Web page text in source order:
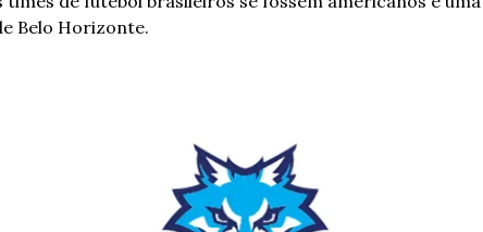
Belo Horizonte.